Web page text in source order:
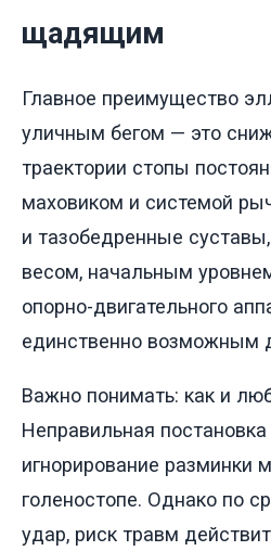
щадящим
Главное преимущество
уличным бегом — это
траектории стопы
маховиком и системой
и тазобедренные
весом, начальным
опорно-двигательного
единственно возможным
Важно понимать: как и
Неправильная
игнорирование разминки
голеностопе. Однако по
удар, риск травм